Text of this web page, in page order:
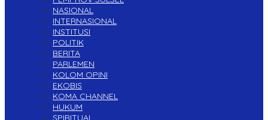
NASIONAL
INTERNASIONAL
INSTITUSI
POLITIK
BERITA
PARLEMEN
KOLOM OPINI
EKOBIS
KOMA CHANNEL
HUKUM
SPIRITUAL